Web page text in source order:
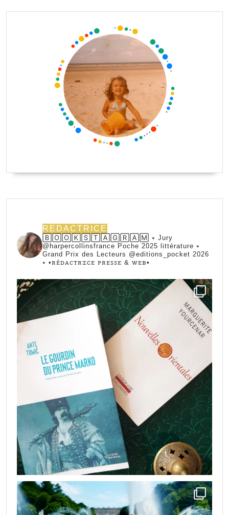
REDACTRICE
🄱🄾🄾🄺🅂🅃🄰🄶🅁🄰🄼 ⭑ Jury
@harpercollinsfrance Poche 2025 littérature ⭑
Grand Prix des Lecteurs @editions_pocket 2026
⭑ •ꭱꭼ́ꭰꭺꮯꭲꭱꮖꮯꭼ ꮲꭱꭼꮪꮪꭼ & ꮃꭼᏼ•